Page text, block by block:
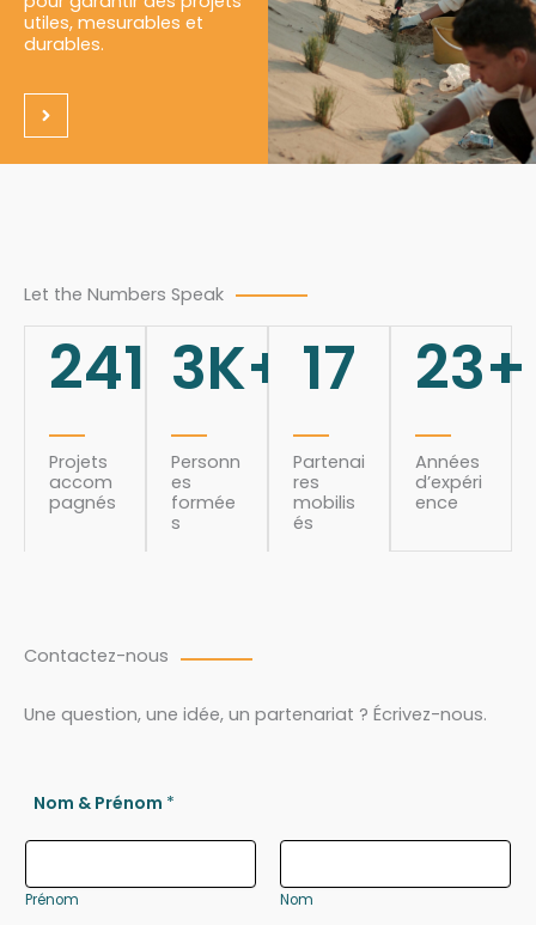
Let the Numbers Speak
utiles, mesurables et
durables.
241
Projets
accom
pagnés
3K+
Personn
es
formée
s
17
Partenai
res
mobilis
és
23+
Années
d’expéri
ence
Contactez-nous
Une question, une idée, un partenariat ? Écrivez-nous.
Nom & Prénom *
Prénom Nom